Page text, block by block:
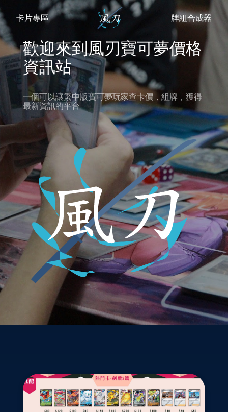
卡片專區 牌組合成器
歡迎來到風刃寶可夢價格
資訊站
一個可以讓繁中版寶可夢玩家查卡價，組牌，獲得
最新資訊的平台